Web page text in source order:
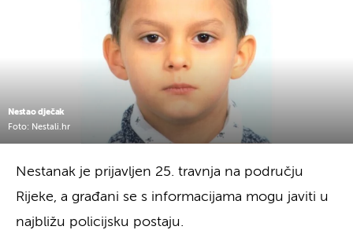
Nestao dječak
Foto: Nestali.hr
Nestanak je prijavljen 25. travnja na području
Rijeke, a građani se s informacijama mogu javiti u
najbližu policijsku postaju.